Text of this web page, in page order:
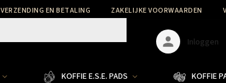
VERZENDING EN BETALING ZAKELIJKE VOORWAARDEN
Inloggen
KOFFIE E.S.E. PADS KOFFIE